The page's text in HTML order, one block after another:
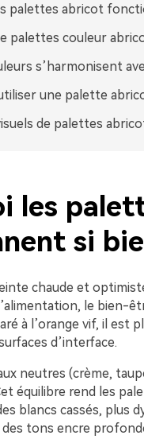
palettes abricot
palettes couleur
s’harmonisent
une palette
de palettes
les
si
chaude et
le bien-
à l’orange vif, il
d’interface.
neutres (crème,
équilibre rend les
blancs cassés, plus
des tons encre